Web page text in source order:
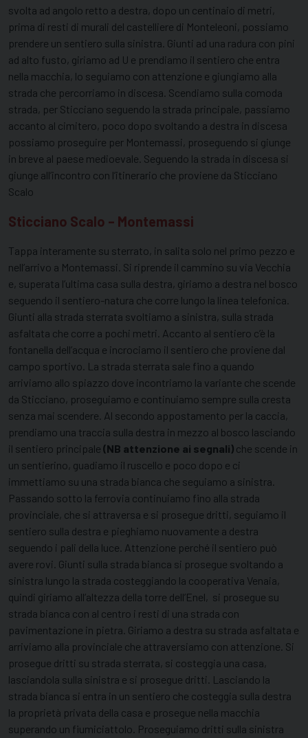
svolta ad angolo retto a destra, dopo un centinaio di metri,
prima di resti di murali del castelliere di Monteleoni, possiamo
prendere un sentiero sulla sinistra. Giunti ad una radura con pini
ad alto fusto, giriamo ad U e prendiamo il sentiero che entra
nella macchia, lo seguiamo con attenzione e giungiamo alla
strada che percorriamo in discesa. Scendiamo sulla comoda
strada, per Sticciano seguendo la strada principale, passiamo
accanto al cimitero, poco dopo svoltando a destra in discesa
possiamo proseguire per Montemassi, proseguendo si giunge
in breve al paese medioevale. Seguendo la strada in discesa si
giunge all’incontro con l’itinerario che proviene da Sticciano
Scalo
Sticciano Scalo – Montemassi
Tappa interamente su sterrato, in salita solo nel primo pezzo e
nell’arrivo a Montemassi. Si riprende il cammino su via Vecchia
e, superata l’ultima casa sulla destra, giriamo a destra nel bosco
seguendo il sentiero-natura che corre lungo la linea telefonica.
Giunti alla strada sterrata svoltiamo a sinistra, sulla strada
asfaltata che corre a pochi metri. Accanto al sentiero c’è la
fontanella dell’acqua e incrociamo il sentiero che proviene dal
campo sportivo. La strada sterrata sale fino a quando
arriviamo allo spiazzo dove incontriamo la variante che scende
da Sticciano, proseguiamo e continuiamo sempre sulla cresta
senza mai scendere. Al secondo appostamento per la caccia,
prendiamo una traccia sulla destra in mezzo al bosco lasciando
il sentiero principale (NB attenzione ai segnali) che scende in
un sentierino, guadiamo il ruscello e poco dopo e ci
immettiamo su una strada bianca che seguiamo a sinistra.
Passando sotto la ferrovia continuiamo fino alla strada
provinciale, che si attraversa e si prosegue dritti, seguiamo il
sentiero sulla destra e pieghiamo nuovamente a destra
seguendo i pali della luce. Attenzione perché il sentiero può
avere rovi. Giunti sulla strada bianca si prosegue svoltando a
sinistra lungo la strada costeggiando la cooperativa Venaia,
quindi giriamo all’altezza della torre dell’Enel, si prosegue su
strada bianca con al centro i resti di una strada con
pavimentazione in pietra. Giriamo a destra su strada asfaltata e
arriviamo alla provinciale che attraversiamo con attenzione. Si
prosegue dritti su strada sterrata, si costeggia una casa,
lasciandola sulla sinistra e si prosegue dritti. Lasciando la
strada bianca si entra in un sentiero che costeggia sulla destra
la proprietà privata della casa e prosegue nella macchia
superando un fiumiciattolo. Proseguiamo dritti sulla sinistra